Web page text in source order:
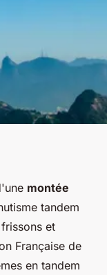
un saut
!
montée
tandem
et
Française de
en tandem